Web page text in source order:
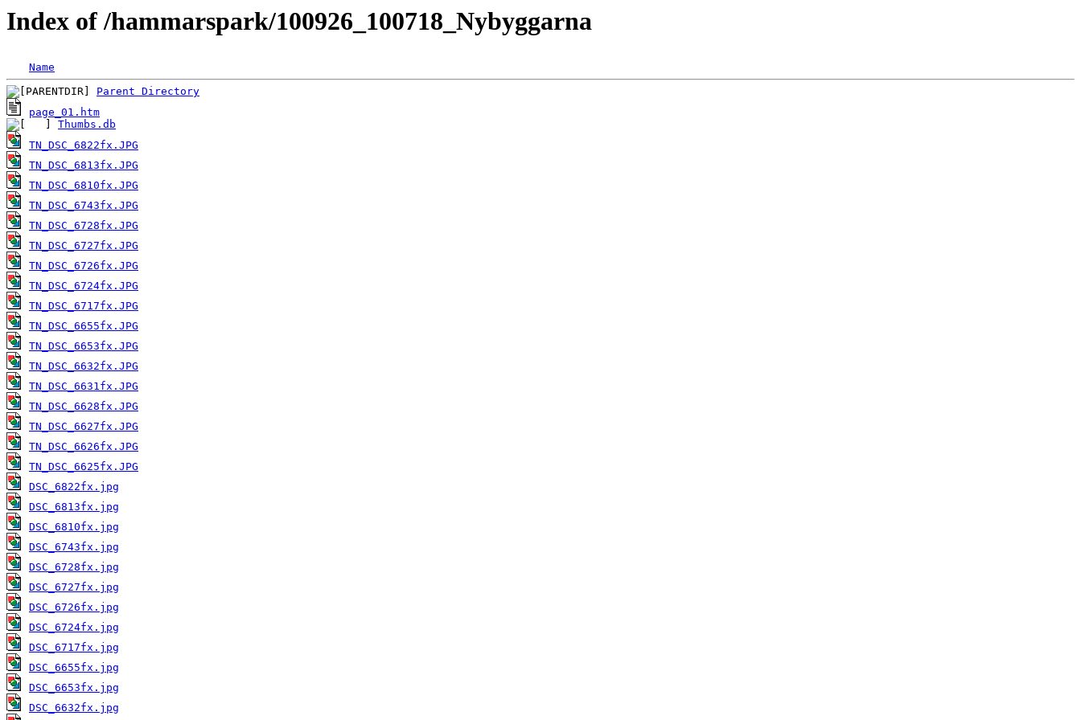
Index of /hammarspark/100926_100718_Nybyggarna
Name
Parent Directory
page_01.htm
Thumbs.db
TN_DSC_6822fx.JPG
TN_DSC_6813fx.JPG
TN_DSC_6810fx.JPG
TN_DSC_6743fx.JPG
TN_DSC_6728fx.JPG
TN_DSC_6727fx.JPG
TN_DSC_6726fx.JPG
TN_DSC_6724fx.JPG
TN_DSC_6717fx.JPG
TN_DSC_6655fx.JPG
TN_DSC_6653fx.JPG
TN_DSC_6632fx.JPG
TN_DSC_6631fx.JPG
TN_DSC_6628fx.JPG
TN_DSC_6627fx.JPG
TN_DSC_6626fx.JPG
TN_DSC_6625fx.JPG
DSC_6822fx.jpg
DSC_6813fx.jpg
DSC_6810fx.jpg
DSC_6743fx.jpg
DSC_6728fx.jpg
DSC_6727fx.jpg
DSC_6726fx.jpg
DSC_6724fx.jpg
DSC_6717fx.jpg
DSC_6655fx.jpg
DSC_6653fx.jpg
DSC_6632fx.jpg